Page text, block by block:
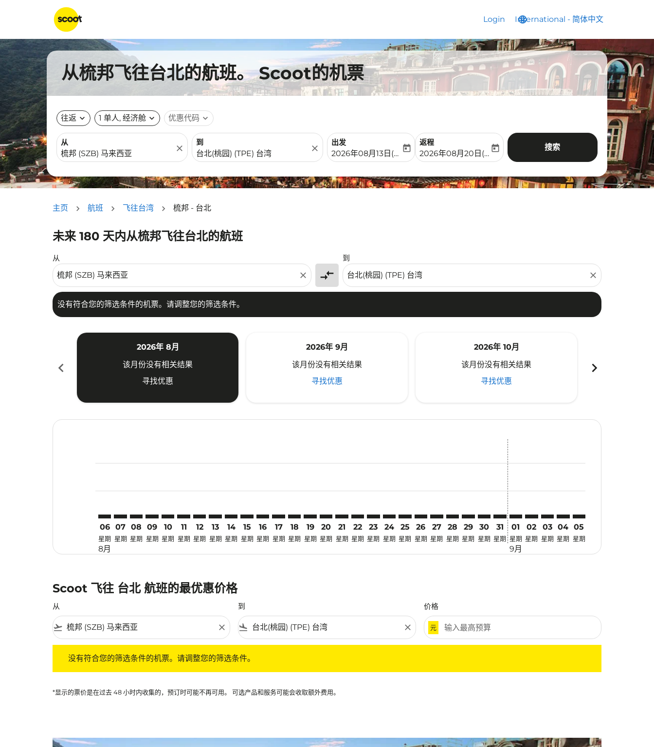
Login language
International - 简体中文
keyboard_arrow_down
从梳邦飞往台北的航班。 Scoot的机票
往返 expand_more 1 单人, 经济舱 expand_more 优惠代码 expand_more
从
close
到
close
出发
fc-booking-departure-date-aria-label
2026年08月13日(周四)
today
返程
fc-booking-return-date-aria-label
2026年08月20日(周四)
today 搜索
主页 航班 飞往台湾 梳邦 - 台北
未来 180 天内从梳邦飞往台北的航班
从
close compare_arrows
到
close
没有符合您的筛选条件的机票。请调整您的筛选条件。
没有符合您的筛选条件的机票。请调整您的筛选条件。
chevron_left
2026年 8月
该月份没有相关结果
寻找优惠
2026年 9月
该月份没有相关结果
寻找优惠
2026年 10月
该月份没有相关结果
寻找优惠
chevron_right
06
星期
8月
07
星期
08
星期
09
星期
10
星期
11
星期
12
星期
13
星期
14
星期
15
星期
16
星期
17
星期
18
星期
19
星期
20
星期
21
星期
SZB–TPE: cmp-view-offers-disclaimer. 寻找优惠
22
星期
SZB–TPE: cmp-view-offers-disclaimer. 寻找优惠
23
星期
SZB–TPE: cmp-view-offers-disclaimer. 寻找优惠
24
星期
SZB–TPE: cmp-view-offers-disclaimer. 寻找优惠
25
星期
SZB–TPE: cmp-view-offers-disclaimer. 寻找优惠
26
星期
SZB–TPE: cmp-view-offers-disclaimer. 寻找优惠
27
星期
SZB–TPE: cmp-view-offers-disclaimer. 寻找优惠
28
星期
SZB–TPE: cmp-view-offers-disclaimer. 寻找优惠
29
星期
SZB–TPE: cmp-view-offers-disclaimer. 寻找优惠
30
星期
SZB–TPE: cmp-view-offers-disclaimer. 寻找
31
星期
01
星期
9月
02
星期
03
星期
04
星期
05
星期
Scoot 飞往 台北 航班的最优惠价格
从
flight_takeoff close
到
flight_land close
价格
元
没有符合您的筛选条件的机票。请调整您的筛选条件。
*显示的票价是在过去 48 小时内收集的，预订时可能不再可用。 可选产品和服务可能会收取额外费用。